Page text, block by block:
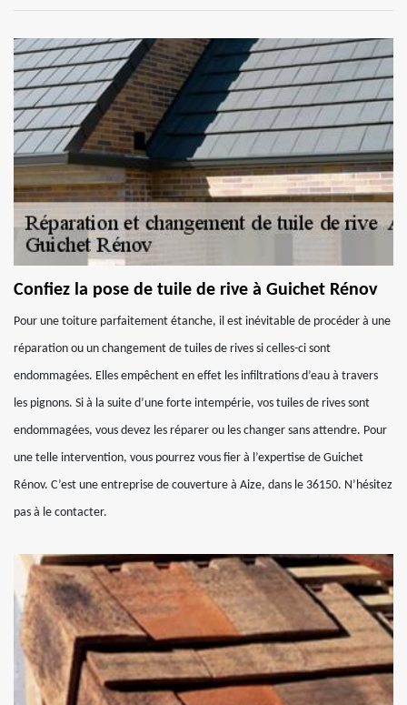
Confiez la pose de tuile de rive à Guichet Rénov
Pour une toiture parfaitement étanche, il est inévitable de procéder à une
réparation ou un changement de tuiles de rives si celles-ci sont
endommagées. Elles empêchent en effet les infiltrations d’eau à travers
les pignons. Si à la suite d’une forte intempérie, vos tuiles de rives sont
endommagées, vous devez les réparer ou les changer sans attendre. Pour
une telle intervention, vous pourrez vous fier à l’expertise de Guichet
Rénov. C’est une entreprise de couverture à Aize, dans le 36150. N’hésitez
pas à le contacter.